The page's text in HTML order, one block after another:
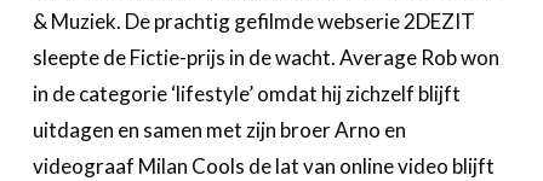
& Muziek. De prachtig gefilmde webserie 2DEZIT
sleepte de Fictie-prijs in de wacht. Average Rob won
in de categorie ‘lifestyle’ omdat hij zichzelf blijft
uitdagen en samen met zijn broer Arno en
videograaf Milan Cools de lat van online video blijft